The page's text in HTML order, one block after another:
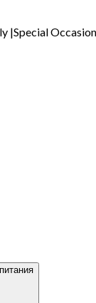
|Special Occasion